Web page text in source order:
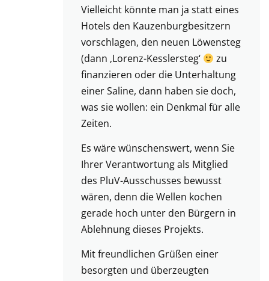
Vielleicht könnte man ja statt eines
Hotels den Kauzenburgbesitzern
vorschlagen, den neuen Löwensteg
(dann ‚Lorenz-Kesslersteg‘
zu
finanzieren oder die Unterhaltung
einer Saline, dann haben sie doch,
was sie wollen: ein Denkmal für alle
Zeiten.
Es wäre wünschenswert, wenn Sie
Ihrer Verantwortung als Mitglied
des PluV-Ausschusses bewusst
wären, denn die Wellen kochen
gerade hoch unter den Bürgern in
Ablehnung dieses Projekts.
Mit freundlichen Grüßen einer
besorgten und überzeugten